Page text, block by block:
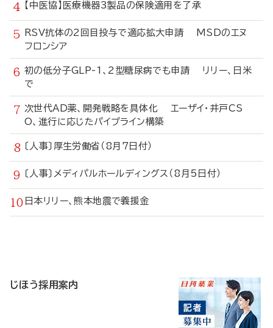
【中医協】医療機器3製品の保険適用を了承
RSV抗体の2回目投与で適応拡大申請 MSDのエヌ
フロンシア
初の低分子GLP-1、2型糖尿病でも申請 リリー、日米
で
次世代AD薬、開発戦略を具体化 エーザイ・井戸CS
O、進行に応じたパイプライン構築
〔人事〕厚生労働省（8月7日付）
〔人事〕メディパルホールディングス（8月5日付）
日本リリー、熊本地震で義援金
じほう採用案内